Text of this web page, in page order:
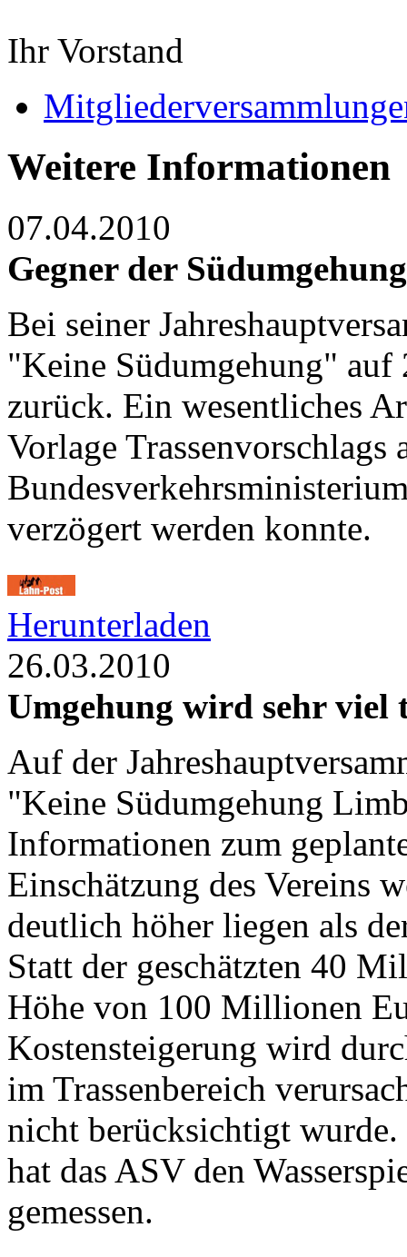
Ihr Vorstand
Weitere Informationen
07.04.2010
Gegner der
Bei seiner
"Keine Südumgehung"
zurück. Ein wesentliches
Vorlage Trassenvorschlags
verzögert werden konnte.
Herunterladen
26.03.2010
Umgehung wird sehr viel
Auf der
"Keine Südumgehung
Informationen zum
Einschätzung des Vereins
deutlich höher liegen als
Statt der geschätzten 40
Höhe von 100 Millionen
Kostensteigerung wird
im Trassenbereich
nicht berücksichtigt wurde.
hat das ASV den
gemessen.